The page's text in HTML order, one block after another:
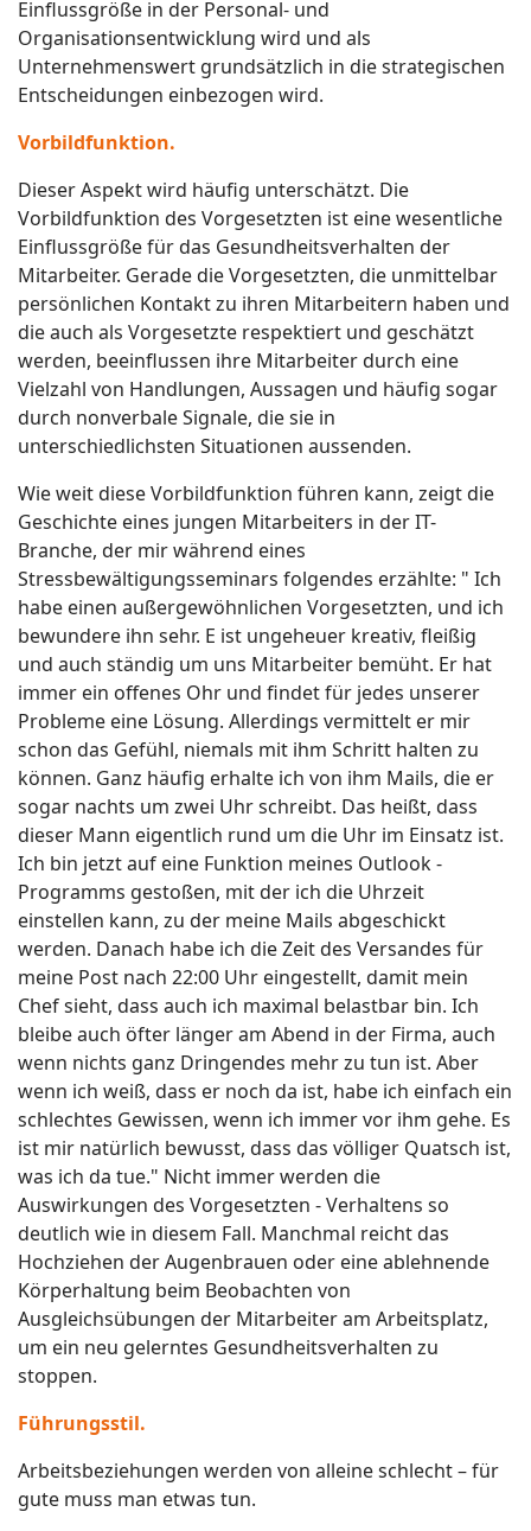
Einflussgröße in der Personal- und
Organisationsentwicklung wird und als
Unternehmenswert grundsätzlich in die strategischen
Entscheidungen einbezogen wird.
Vorbildfunktion.
Dieser Aspekt wird häufig unterschätzt. Die
Vorbildfunktion des Vorgesetzten ist eine wesentliche
Einflussgröße für das Gesundheitsverhalten der
Mitarbeiter. Gerade die Vorgesetzten, die unmittelbar
persönlichen Kontakt zu ihren Mitarbeitern haben und
die auch als Vorgesetzte respektiert und geschätzt
werden, beeinflussen ihre Mitarbeiter durch eine
Vielzahl von Handlungen, Aussagen und häufig sogar
durch nonverbale Signale, die sie in
unterschiedlichsten Situationen aussenden.
Wie weit diese Vorbildfunktion führen kann, zeigt die
Geschichte eines jungen Mitarbeiters in der IT-
Branche, der mir während eines
Stressbewältigungsseminars folgendes erzählte: " Ich
habe einen außergewöhnlichen Vorgesetzten, und ich
bewundere ihn sehr. E ist ungeheuer kreativ, fleißig
und auch ständig um uns Mitarbeiter bemüht. Er hat
immer ein offenes Ohr und findet für jedes unserer
Probleme eine Lösung. Allerdings vermittelt er mir
schon das Gefühl, niemals mit ihm Schritt halten zu
können. Ganz häufig erhalte ich von ihm Mails, die er
sogar nachts um zwei Uhr schreibt. Das heißt, dass
dieser Mann eigentlich rund um die Uhr im Einsatz ist.
Ich bin jetzt auf eine Funktion meines Outlook -
Programms gestoßen, mit der ich die Uhrzeit
einstellen kann, zu der meine Mails abgeschickt
werden. Danach habe ich die Zeit des Versandes für
meine Post nach 22:00 Uhr eingestellt, damit mein
Chef sieht, dass auch ich maximal belastbar bin. Ich
bleibe auch öfter länger am Abend in der Firma, auch
wenn nichts ganz Dringendes mehr zu tun ist. Aber
wenn ich weiß, dass er noch da ist, habe ich einfach ein
schlechtes Gewissen, wenn ich immer vor ihm gehe. Es
ist mir natürlich bewusst, dass das völliger Quatsch ist,
was ich da tue." Nicht immer werden die
Auswirkungen des Vorgesetzten - Verhaltens so
deutlich wie in diesem Fall. Manchmal reicht das
Hochziehen der Augenbrauen oder eine ablehnende
Körperhaltung beim Beobachten von
Ausgleichsübungen der Mitarbeiter am Arbeitsplatz,
um ein neu gelerntes Gesundheitsverhalten zu
stoppen.
Führungsstil.
Arbeitsbeziehungen werden von alleine schlecht – für
gute muss man etwas tun.